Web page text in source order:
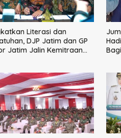
Literasi dan
DJP Jatim dan GP
Jatim Jalin Kemitraan